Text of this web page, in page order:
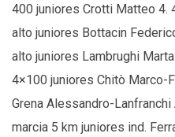
400 juniores Crotti Matteo 4.
alto juniores Bottacin
alto juniores Lambrughi
4×100 juniores Chitò Marco-
Grena Alessandro-
marcia 5 km juniores ind.